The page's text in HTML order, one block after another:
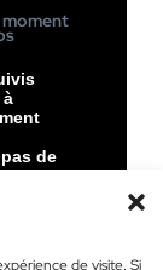
de visite. Si
de